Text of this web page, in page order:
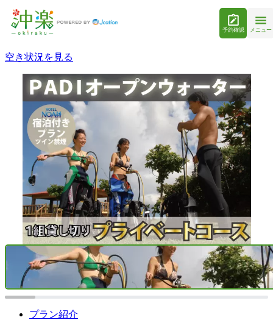
予約確認 メニュー
空き状況を見る
プラン紹介